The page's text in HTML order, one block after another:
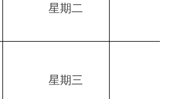
星期二
星期三